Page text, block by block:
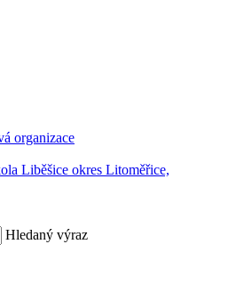
organizace
Liběšice okres Litoměřice,
Hledaný výraz